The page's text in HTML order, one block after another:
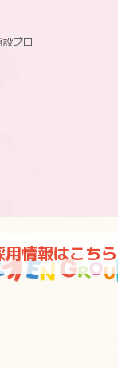
ブロ
用情報はこちら